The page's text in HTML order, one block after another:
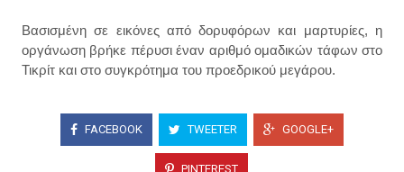
Βασισμένη σε εικόνες από δορυφόρων και μαρτυρίες, η
οργάνωση βρήκε πέρυσι έναν αριθμό ομαδικών τάφων στο
Τικρίτ και στο συγκρότημα του προεδρικού μεγάρου.
FACEBOOK TWEETER GOOGLE+
PINTEREST